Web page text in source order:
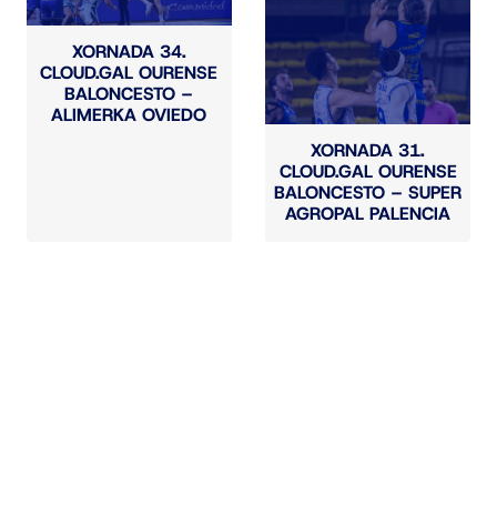
XORNADA 34.
CLOUD.GAL OURENSE
BALONCESTO –
ALIMERKA OVIEDO
XORNADA 31.
CLOUD.GAL OURENSE
BALONCESTO – SUPER
AGROPAL PALENCIA